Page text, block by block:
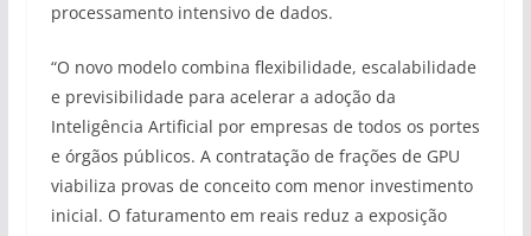
processamento intensivo de dados.
“O novo modelo combina flexibilidade, escalabilidade
e previsibilidade para acelerar a adoção da
Inteligência Artificial por empresas de todos os portes
e órgãos públicos. A contratação de frações de GPU
viabiliza provas de conceito com menor investimento
inicial. O faturamento em reais reduz a exposição